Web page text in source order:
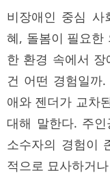
비장애인 중심 사
혜, 돌봄이 필요한
한 환경 속에서
건 어떤 경험일까
애와 젠더가 교차
대해 말한다. 주
소수자의 경험이
적으로 묘사하거